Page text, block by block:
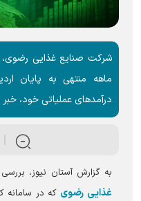
شرکت صنایع غذایی رضوی،
درآمد‌های عملیاتی خود، خبر
به گزارش آستان نیوز،
غذایی رضوی که در